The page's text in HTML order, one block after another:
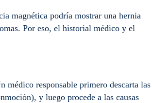
magnética podría mostrar una hernia
Por eso, el historial médico y el
responsable primero descarta las
y luego procede a las causas